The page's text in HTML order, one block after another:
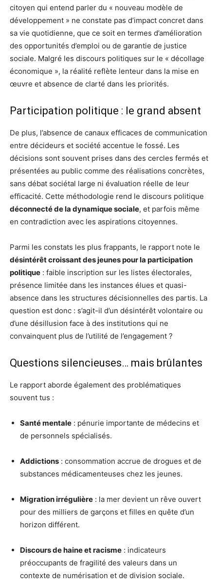
citoyen qui entend parler du « nouveau modèle de
développement » ne constate pas d’impact concret dans
sa vie quotidienne, que ce soit en termes d’amélioration
des opportunités d’emploi ou de garantie de justice
sociale. Malgré les discours politiques sur le « décollage
économique », la réalité reflète lenteur dans la mise en
œuvre et absence de clarté dans les priorités.
Participation politique : le grand absent
De plus, l’absence de canaux efficaces de communication
entre décideurs et société accentue le fossé. Les
décisions sont souvent prises dans des cercles fermés et
présentées au public comme des réalisations concrètes,
sans débat sociétal large ni évaluation réelle de leur
efficacité. Cette méthodologie rend le discours politique
déconnecté de la dynamique sociale, et parfois même
en contradiction avec les aspirations citoyennes.
Parmi les constats les plus frappants, le rapport note le
désintérêt croissant des jeunes pour la participation
politique : faible inscription sur les listes électorales,
présence limitée dans les instances élues et quasi-
absence dans les structures décisionnelles des partis. La
question est donc : s’agit-il d’un désintérêt volontaire ou
d’une désillusion face à des institutions qui ne
convainquent plus de l’utilité de l’engagement ?
Questions silencieuses… mais brûlantes
Le rapport aborde également des problématiques
souvent tus :
Santé mentale : pénurie importante de médecins et
de personnels spécialisés.
Addictions : consommation accrue de drogues et de
substances médicamenteuses chez les jeunes.
Migration irrégulière : la mer devient un rêve ouvert
pour des milliers de garçons et filles en quête d’un
horizon différent.
Discours de haine et racisme : indicateurs
préoccupants de fragilité des valeurs dans un
contexte de numérisation et de division sociale.